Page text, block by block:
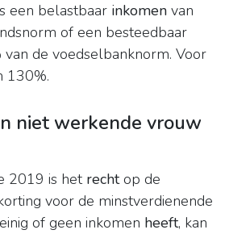
een belastbaar inkomen van
of een besteedbaar
de voedselbanknorm. Voor
130%.
niet werkende vrouw
2019 is het rechtop de
voor de minstverdienende
of geen inkomen heeft, kan